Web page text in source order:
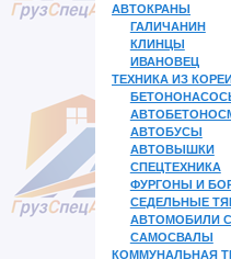
АВТОКРАНЫ
ГАЛИЧАНИН
КЛИНЦЫ
ИВАНОВЕЦ
ТЕХНИКА ИЗ
АВТОБУСЫ
АВТОВЫШКИ
СПЕЦТЕХНИКА
ФУРГОНЫ И
СЕДЕЛЬНЫЕ
АВТОМОБИЛИ
САМОСВАЛЫ
КОММУНАЛЬНАЯ